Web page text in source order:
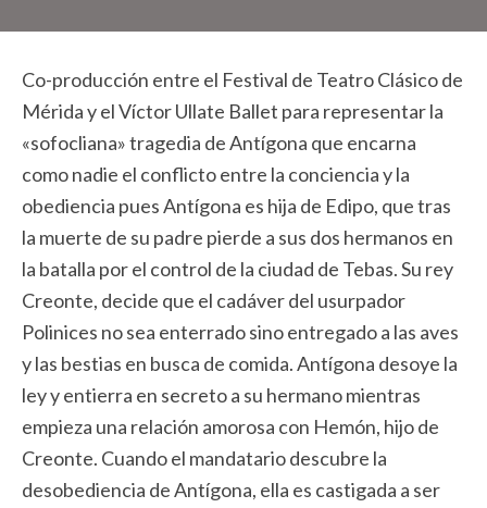
Co-producción entre el Festival de Teatro Clásico de
Mérida y el Víctor Ullate Ballet para representar la
«sofocliana» tragedia de Antígona que encarna
como nadie el conflicto entre la conciencia y la
obediencia pues Antígona es hija de Edipo, que tras
la muerte de su padre pierde a sus dos hermanos en
la batalla por el control de la ciudad de Tebas. Su rey
Creonte, decide que el cadáver del usurpador
Polinices no sea enterrado sino entregado a las aves
y las bestias en busca de comida. Antígona desoye la
ley y entierra en secreto a su hermano mientras
empieza una relación amorosa con Hemón, hijo de
Creonte. Cuando el mandatario descubre la
desobediencia de Antígona, ella es castigada a ser